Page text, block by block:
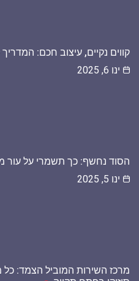
קווים נקיים, עיצוב חכם:
ינו 6, 2025
הסוד נחשף: כך תשמרי על עור
ינו 5, 2025
מרכז השירות המוביל הצמד: